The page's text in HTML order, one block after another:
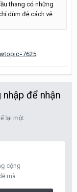
thang có những
dùm đệ cách vẽ
để nhận
lại một
cộng
mà.